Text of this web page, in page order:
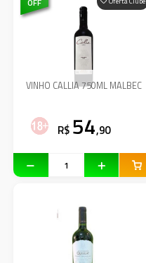
OFF
VINHO CALLIA 750ML MALBEC
R$ 54,90